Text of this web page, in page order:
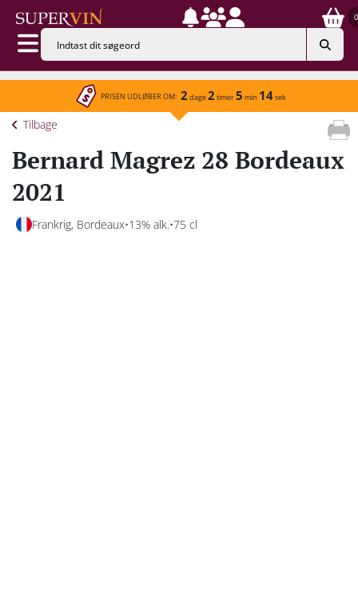
0
PRISEN UDLØBER OM: 2 dage2 timer5 min 14sek
Tilbage
Bernard Magrez 28 Bordeaux
2021
Frankrig, Bordeaux 13% alk. 75 cl